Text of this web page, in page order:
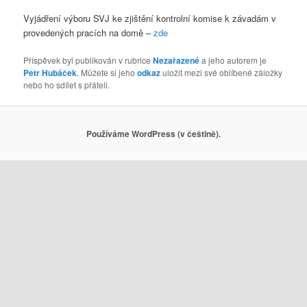
Vyjádření výboru SVJ ke zjištění kontrolní komise k závadám v
provedených pracích na domě –zde
Příspěvek byl publikován v rubriceNezařazenéa jeho autorem je
Petr Hubáček. Můžete si jehoodkazuložit mezi své oblíbené záložky
nebo ho sdílet s přáteli.
Používáme WordPress (v češtině).